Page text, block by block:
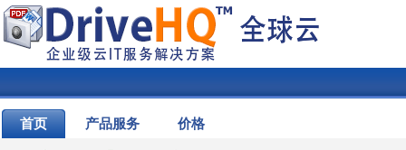
首页 产品服务 价格